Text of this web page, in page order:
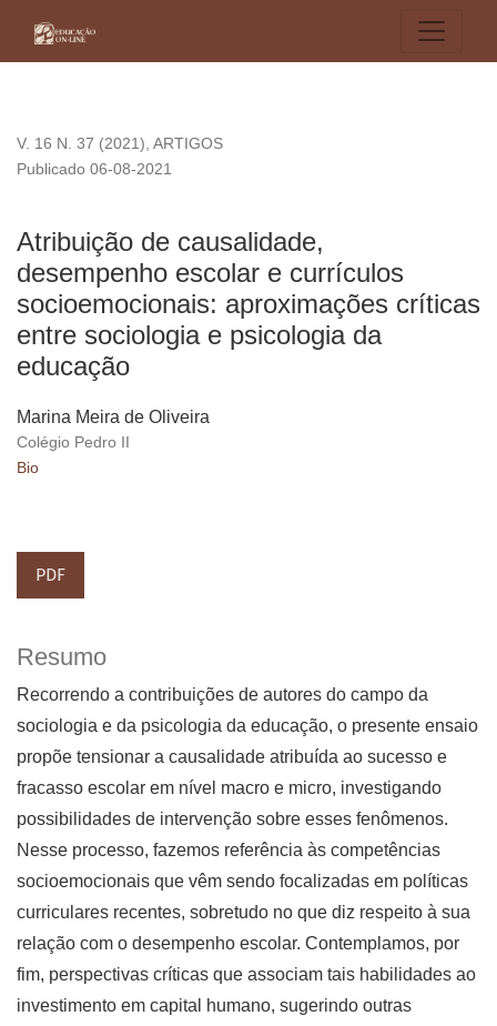
V. 16 N. 37 (2021), ARTIGOS
Atribuição de causalidade,
desempenho escolar e currículos
socioemocionais: aproximações críticas
entre sociologia e psicologia da
educação
Publicado 06-08-2021
Marina Meira de Oliveira
Colégio Pedro II
Bio
PDF
Resumo
Recorrendo a contribuições de autores do campo da
sociologia e da psicologia da educação, o presente ensaio
propõe tensionar a causalidade atribuída ao sucesso e
fracasso escolar em nível macro e micro, investigando
possibilidades de intervenção sobre esses fenômenos.
Nesse processo, fazemos referência às competências
socioemocionais que vêm sendo focalizadas em políticas
curriculares recentes, sobretudo no que diz respeito à sua
relação com o desempenho escolar. Contemplamos, por
fim, perspectivas críticas que associam tais habilidades ao
investimento em capital humano, sugerindo outras